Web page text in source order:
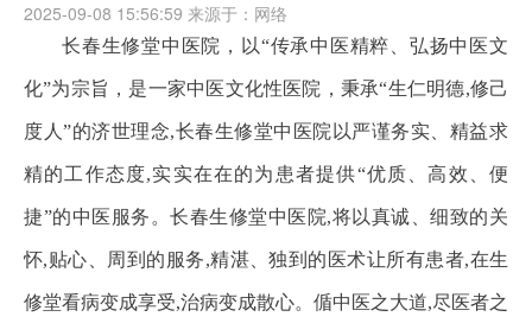
2025-09-08 15:56:59 来源于：网络
长春生修堂中医院，以“传承中医精粹、弘扬中医文
化”为宗旨，是一家中医文化性医院，秉承“生仁明德,修己
度人”的济世理念,长春生修堂中医院以严谨务实、精益求
精的工作态度,实实在在的为患者提供“优质、高效、便
捷”的中医服务。长春生修堂中医院,将以真诚、细致的关
怀,贴心、周到的服务,精湛、独到的医术让所有患者,在生
修堂看病变成享受,治病变成散心。偱中医之大道,尽医者之